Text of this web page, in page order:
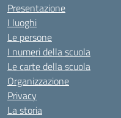
Presentazione
I luoghi
Le persone
I numeri della scuola
Le carte della scuola
Organizzazione
Privacy
La storia